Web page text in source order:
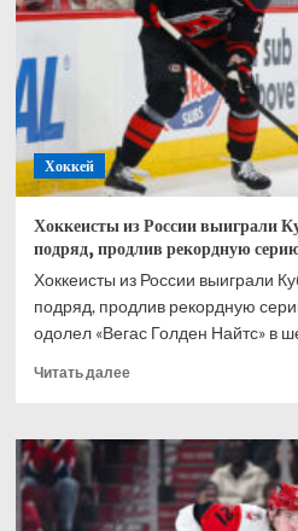
хоккея
мячом
невозможно
без
россиян
Хоккей
Хоккеисты из России выиграли
подряд, продлив рекордную
Хоккеисты из России выиграли
подряд, продлив рекордную
одолел «Вегас Голден Найтс» в
Читать далееПрочитать
Хоккеисты
России
выиграли